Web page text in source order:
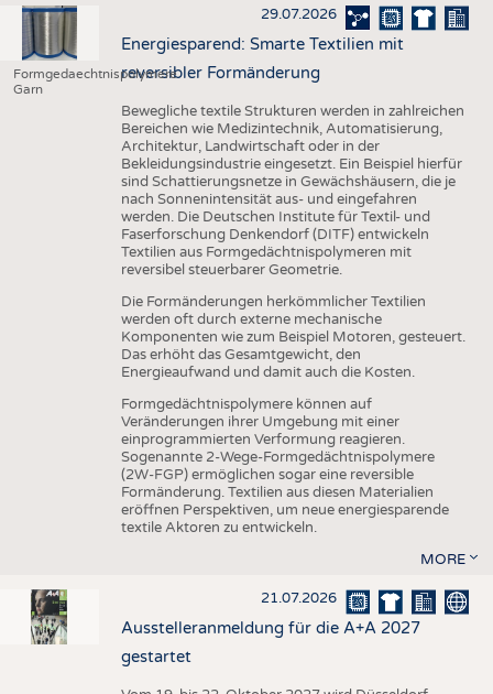
Formgedaechtnispolymere
Garn
29.07.2026
Energiesparend: Smarte Textilien mit
reversibler Formänderung
Bewegliche textile Strukturen werden in zahlreichen
Bereichen wie Medizintechnik, Automatisierung,
Architektur, Landwirtschaft oder in der
Bekleidungsindustrie eingesetzt. Ein Beispiel hierfür
sind Schattierungsnetze in Gewächshäusern, die je
nach Sonnenintensität aus- und eingefahren
werden. Die Deutschen Institute für Textil- und
Faserforschung Denkendorf (DITF) entwickeln
Textilien aus Formgedächtnispolymeren mit
reversibel steuerbarer Geometrie.
Die Formänderungen herkömmlicher Textilien
werden oft durch externe mechanische
Komponenten wie zum Beispiel Motoren, gesteuert.
Das erhöht das Gesamtgewicht, den
Energieaufwand und damit auch die Kosten.
Formgedächtnispolymere können auf
Veränderungen ihrer Umgebung mit einer
einprogrammierten Verformung reagieren.
Sogenannte 2-Wege-Formgedächtnispolymere
(2W-FGP) ermöglichen sogar eine reversible
Formänderung. Textilien aus diesen Materialien
eröffnen Perspektiven, um neue energiesparende
textile Aktoren zu entwickeln.
MORE
21.07.2026
Ausstelleranmeldung für die A+A 2027
gestartet